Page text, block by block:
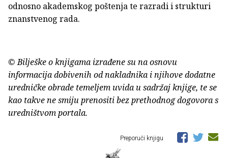
odnosno akademskog poštenja te razradi i strukturi
znanstvenog rada.
© Bilješke o knjigama izrađene su na osnovu
informacija dobivenih od nakladnika i njihove dodatne
uredničke obrade temeljem uvida u sadržaj knjige, te se
kao takve ne smiju prenositi bez prethodnog dogovora s
uredništvom portala.
Preporuči knjigu